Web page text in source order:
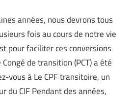
années, nous devrons tous
fois au cours de notre vie
pour faciliter ces conversions
de transition (PCT) a été
vous à Le CPF transitoire, un
du CIF Pendant des années,